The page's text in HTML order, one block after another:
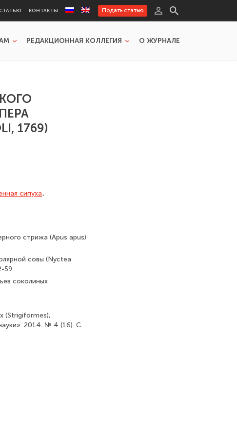
КОНТАКТЫ Подать статью
РЕДАКЦИОННАЯ КОЛЛЕГИЯ О ЖУРНАЛЕ
1769)
сипуха,
стрижа (Apus apus)
совы (Nyctea
59.
соколиных
(Strigiformes),
2014. № 4 (16). С.